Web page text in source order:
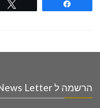
הרשמה ל News Letter